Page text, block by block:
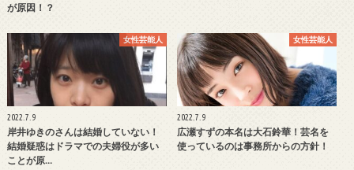
が原因！？
女性芸能人
2022.7.9
岸井ゆきのさんは結婚していない！
結婚疑惑はドラマでの夫婦役が多い
ことが原…
女性芸能人
2022.7.9
広瀬すずの本名は大石鈴華！芸名を
使っているのは事務所からの方針！